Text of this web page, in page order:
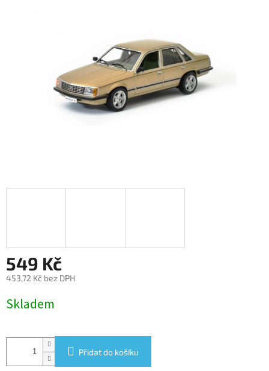
549 Kč
453,72 Kč bez DPH
cena:
Skladem
Přidat do košíku